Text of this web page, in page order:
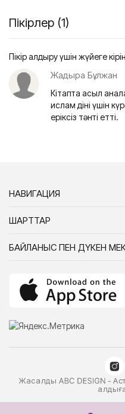
Пікірлер (1)
Пікір қалдыру үшін жүйеге
Жадыра Бұлжан
Кітапта асыл
ислам діні үшін
еріксіз тәнті етті.
НАВИГАЦИЯ
ШАРТТАР
БАЙЛАНЫС ПЕН ДҮКЕН
Жасалды
-